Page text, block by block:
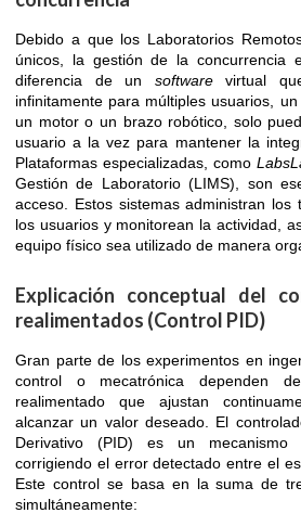
Debido a que los Laboratorios
únicos, la gestión de la concurrencia
diferencia de un softwarevirtual
infinitamente para múltiples usuarios,
un motor o un brazo robótico, solo
usuario a la vez para mantener la
Plataformas especializadas, como
Gestión de Laboratorio (LIMS), son
acceso. Estos sistemas administran
los usuarios y monitorean la actividad,
equipo físico sea utilizado de manera
Explicación conceptual del
realimentados (Control PID)
Gran parte de los experimentos en
control o mecatrónica dependen
realimentado que ajustan
alcanzar un valor deseado. El
Derivativo (PID) es un mecanismo
corrigiendo el error detectado entre el
Este control se basa en la suma de
simultáneamente: